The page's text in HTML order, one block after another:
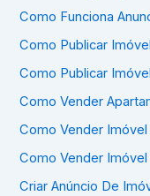
Como Funciona
Como Publicar
Como Publicar
Como Vender
Como Vender Imóvel
Como Vender
Criar Anúncio De